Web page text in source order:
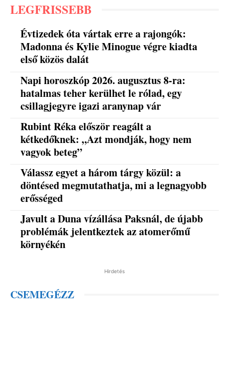
LEGFRISSEBB
Évtizedek óta vártak erre a rajongók:
Madonna és Kylie Minogue végre kiadta
első közös dalát
Napi horoszkóp 2026. augusztus 8-ra:
hatalmas teher kerülhet le rólad, egy
csillagjegyre igazi aranynap vár
Rubint Réka először reagált a
kétkedőknek: „Azt mondják, hogy nem
vagyok beteg”
Válassz egyet a három tárgy közül: a
döntésed megmutathatja, mi a legnagyobb
erősséged
Javult a Duna vízállása Paksnál, de újabb
problémák jelentkeztek az atomerőmű
környékén
Hirdetés
CSEMEGÉZZ